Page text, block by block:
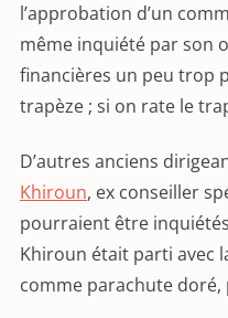
l’approbation d’un
même inquiété par son
financières un peu trop
trapèze ; si on rate le
D’autres anciens
Khiroun, ex conseiller
pourraient être
Khiroun était parti avec
comme parachute